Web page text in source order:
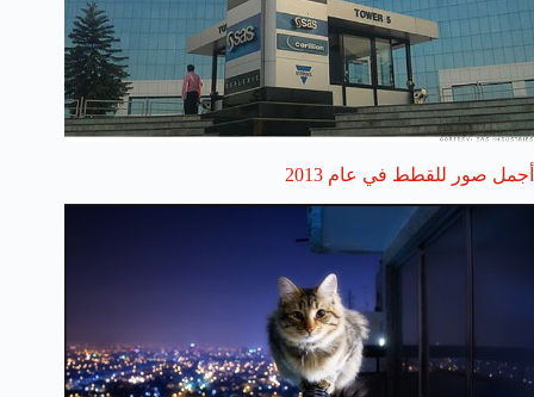
أجمل صور للقطط في عام 2013